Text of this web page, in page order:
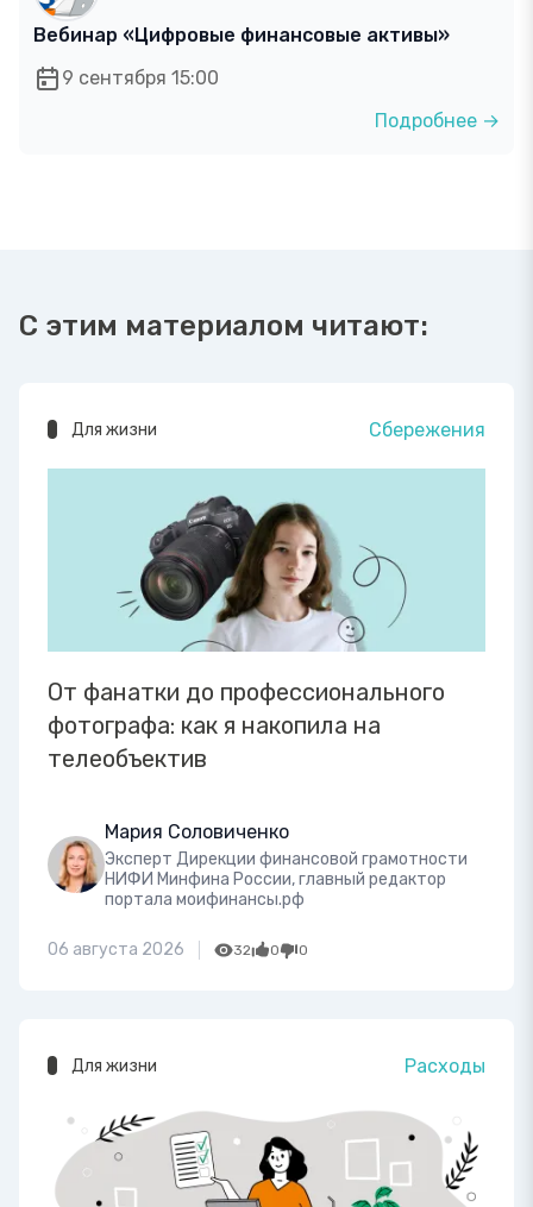
Вебинар «Цифровые финансовые активы»
9 сентября 15:00
Подробнее →
С этим материалом читают:
Для жизни Сбережения
От фанатки до профессионального
фотографа: как я накопила на
телеобъектив
Мария Соловиченко
Эксперт Дирекции финансовой грамотности
НИФИ Минфина России, главный редактор
портала моифинансы.рф
06 августа 2026 32 0 0
Для жизни Расходы